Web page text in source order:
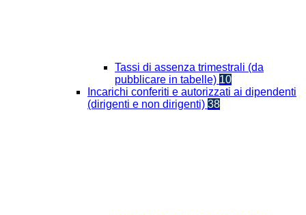
Tassi di assenza trimestrali (da
pubblicare in tabelle) 10
Incarichi conferiti e autorizzati ai dipendenti
(dirigenti e non dirigenti) 38